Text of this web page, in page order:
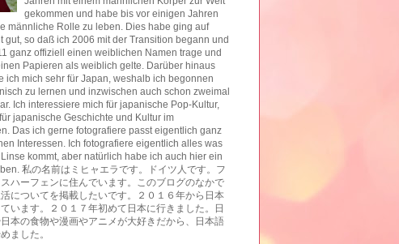
gekommen und habe bis vor einigen Jahren
männliche Rolle zu leben. Dies habe ging auf
gut, so daß ich 2006 mit der Transition begann und
ganz offiziell einen weiblichen Namen trage und
Papieren als weiblich gelte. Darüber hinaus
ich mich sehr für Japan, weshalb ich begonnen
zu lernen und inzwischen auch schon zweimal
Ich interessiere mich für japanische Pop-Kultur,
japanische Geschichte und Kultur im
Das ich gerne fotografiere passt eigentlich ganz
Interessen. Ich fotografiere eigentlich alles was
kommt, aber natürlich habe ich auch hier ein
私の名前はミヒャエラです。ドイツ人です。フ
スハーフェンに住んでいます。このブログのなかで
についてを掲載したいです。２０１６年から日本
います。２０１７年初めて日本に行きました。日
本の食物や漫画やアニメが大好きだから、日本語
ました。